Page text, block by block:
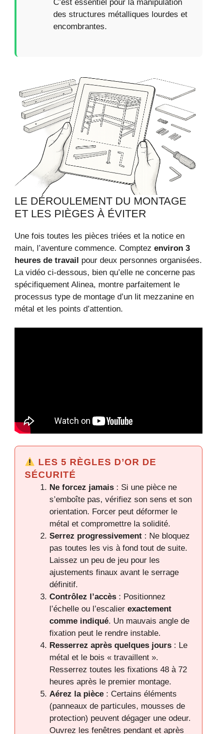
C’est essentiel pour la manipulation
des structures métalliques lourdes et
encombrantes.
LE DÉROULEMENT DU MONTAGE
ET LES PIÈGES À ÉVITER
Une fois toutes les pièces triées et la notice en
main, l’aventure commence. Comptez environ 3
heures de travail pour deux personnes organisées.
La vidéo ci-dessous, bien qu’elle ne concerne pas
spécifiquement Alinea, montre parfaitement le
processus type de montage d’un lit mezzanine en
métal et les points d’attention.
LES 5 RÈGLES D’OR DE
SÉCURITÉ
Ne forcez jamais : Si une pièce ne
s’emboîte pas, vérifiez son sens et son
orientation. Forcer peut déformer le
métal et compromettre la solidité.
Serrez progressivement : Ne bloquez
pas toutes les vis à fond tout de suite.
Laissez un peu de jeu pour les
ajustements finaux avant le serrage
définitif.
Contrôlez l’accès : Positionnez
l’échelle ou l’escalier exactement
comme indiqué. Un mauvais angle de
fixation peut le rendre instable.
Resserrez après quelques jours : Le
métal et le bois « travaillent ».
Resserrez toutes les fixations 48 à 72
heures après le premier montage.
Aérez la pièce : Certains éléments
(panneaux de particules, mousses de
protection) peuvent dégager une odeur.
Ouvrez les fenêtres pendant et après